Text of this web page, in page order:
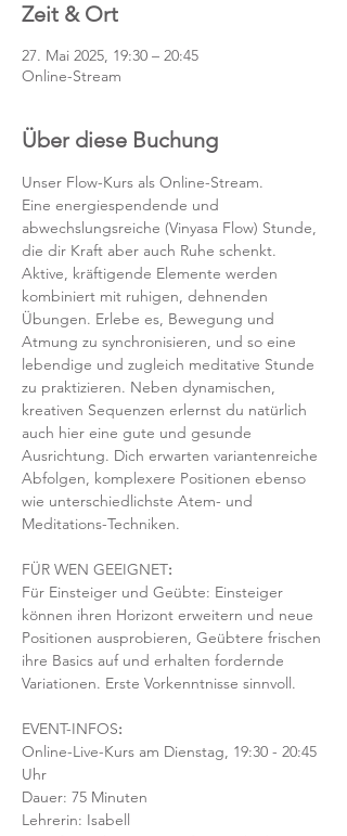
Zeit & Ort
27. Mai 2025, 19:30 – 20:45
Online-Stream
Über diese Buchung
Unser Flow-Kurs als Online-Stream.
Eine energiespendende und
abwechslungsreiche (Vinyasa Flow) Stunde,
die dir Kraft aber auch Ruhe schenkt.
Aktive, kräftigende Elemente werden
kombiniert mit ruhigen, dehnenden
Übungen. Erlebe es, Bewegung und
Atmung zu synchronisieren, und so eine
lebendige und zugleich meditative Stunde
zu praktizieren. Neben dynamischen,
kreativen Sequenzen erlernst du natürlich
auch hier eine gute und gesunde
Ausrichtung. Dich erwarten variantenreiche
Abfolgen, komplexere Positionen ebenso
wie unterschiedlichste Atem- und
Meditations-Techniken.
FÜR WEN GEEIGNET:
Für Einsteiger und Geübte: Einsteiger
können ihren Horizont erweitern und neue
Positionen ausprobieren, Geübtere frischen
ihre Basics auf und erhalten fordernde
Variationen. Erste Vorkenntnisse sinnvoll.
EVENT-INFOS:
Online-Live-Kurs am Dienstag, 19:30 - 20:45
Uhr
Dauer: 75 Minuten
Lehrerin: Isabell